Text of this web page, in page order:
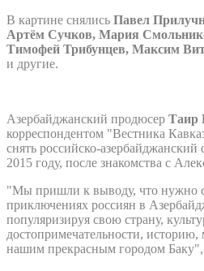
В картине снялись Павел
Артём Сучков, Мария
Тимофей Трибунцев, Максим
и другие.
Азербайджанский продюсер Таир
корреспондентом "Вестника
снять российско-
2015 году, после знакомства с
"Мы пришли к выводу, что нужно
приключениях россиян в
популяризируя свою страну,
достопримечательности, историю,
нашим прекрасным городом Баку",